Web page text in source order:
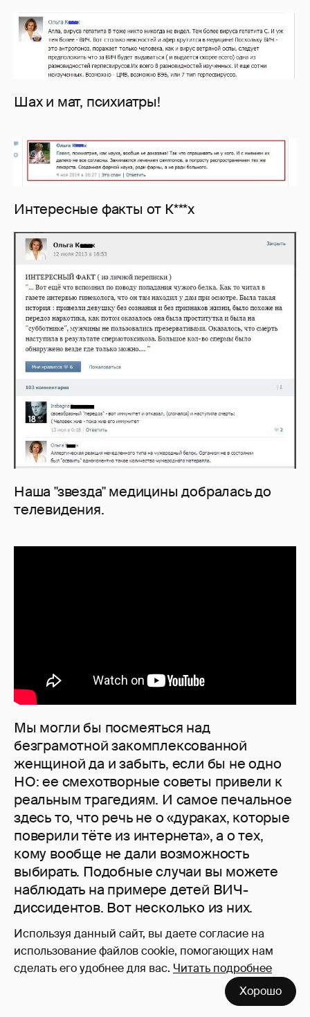
Используя данный сайт, вы даете согласие на
использование файлов cookie, помогающих нам
сделать его удобнее для вас. Читать подробнее
Хорошо
Шах и мат, психиатры!
Интересные факты от К***х
Наша "звезда" медицины добралась до
телевидения.
Мы могли бы посмеяться над
безграмотной закомплексованной
женщиной да и забыть, если бы не одно
НО: ее смехотворные советы привели к
реальным трагедиям. И самое печальное
здесь то, что речь не о «дураках, которые
поверили тёте из интернета», а о тех,
кому вообще не дали возможность
выбирать. Подобные случаи вы можете
наблюдать на примере детей ВИЧ-
диссидентов. Вот несколько из них.
История Софьи и его сына Матвея
Маленькому Матвею за его
четырёхлетнюю жизнь слишком часто
было больно. И он даже не успел узнать,